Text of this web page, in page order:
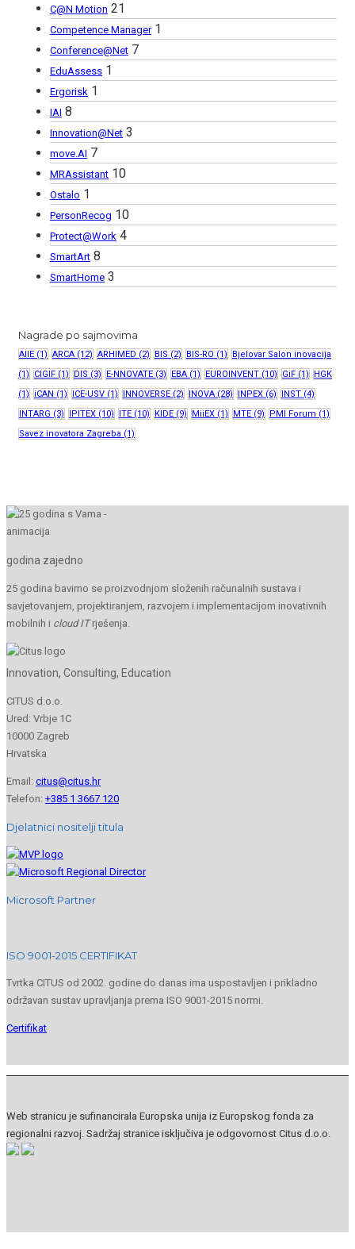
C@N Motion 21
Competence Manager 1
Conference@Net 7
EduAssess 1
Ergorisk 1
IAI 8
Innovation@Net 3
move.AI 7
MRAssistant 10
Ostalo 1
PersonRecog 10
Protect@Work 4
SmartArt 8
SmartHome 3
Nagrade po sajmovima
AIIE (1) ARCA (12) ARHIMED (2) BIS (2) BIS-RO (1)
Bjelovar Salon inovacija
(1)
CIGIF (1) DIS (3) E-NNOVATE (3) EBA (1) EUROINVENT (10) GiF (1)
HGK
(1) iCAN (1) ICE-USV (1) INNOVERSE (2) INOVA (28) INPEX (6) INST (4)
INTARG (3) IPITEX (10) ITE (10) KIDE (9) MiiEX (1) MTE (9) PMI Forum (1)
Savez inovatora Zagreba (1)
godina zajedno
25 godina bavimo se proizvodnjom složenih računalnih sustava i
savjetovanjem, projektiranjem, razvojem i implementacijom inovativnih
mobilnih i cloud ITrješenja.
Innovation, Consulting, Education
CITUS d.o.o.
Ured: Vrbje 1C
10000 Zagreb
Hrvatska
Email: citus@citus.hr
Telefon: +385 1 3667 120
Djelatnici nositelji titula
Microsoft Partner
ISO 9001-2015 CERTIFIKAT
Tvrtka CITUS od 2002. godine do danas ima uspostavljen i prikladno
održavan sustav upravljanja prema ISO 9001-2015 normi.
Certifikat
Web stranicu je sufinancirala Europska unija iz Europskog fonda za
regionalni razvoj. Sadržaj stranice isključiva je odgovornost Citus d.o.o.